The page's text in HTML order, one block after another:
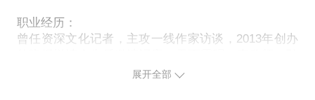
职业经历：
曾任资深文化记者，主攻一线作家访谈，2013年创办
云晓、水木年华、大冰、余世存等数十位嘉宾对谈。
展开全部